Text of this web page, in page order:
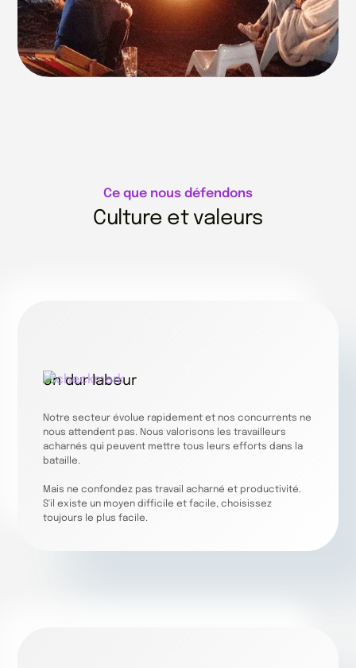
Ce que nous défendons
Culture et valeurs
Un dur labeur
Notre secteur évolue rapidement et nos concurrents ne
nous attendent pas. Nous valorisons les travailleurs
acharnés qui peuvent mettre tous leurs efforts dans la
bataille.
Mais ne confondez pas travail acharné et productivité.
S'il existe un moyen difficile et facile, choisissez
toujours le plus facile.